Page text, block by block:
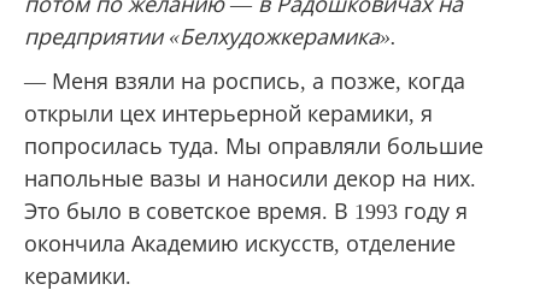
предприятии «Белхудожкерамика».
— Меня взяли на роспись, а позже, когда
открыли цех интерьерной керамики, я
попросилась туда. Мы оправляли большие
напольные вазы и наносили декор на них.
Это было в советское время. В 1993 году я
окончила Академию искусств, отделение
керамики.